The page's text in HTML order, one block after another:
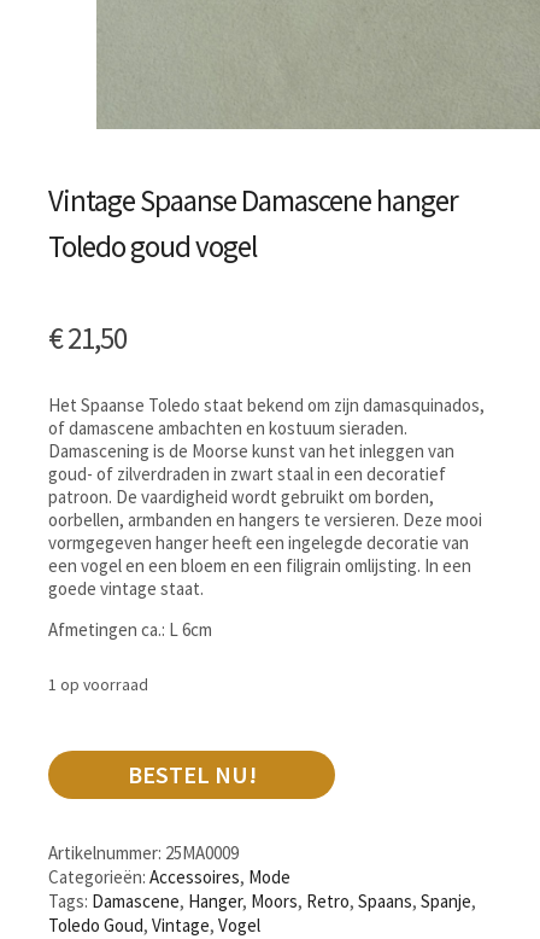
Vintage Spaanse Damascene hanger
Toledo goud vogel
€21,50
Het Spaanse Toledo staat bekend om zijn damasquinados,
of damascene ambachten en kostuum sieraden.
Damascening is de Moorse kunst van het inleggen van
goud- of zilverdraden in zwart staal in een decoratief
patroon. De vaardigheid wordt gebruikt om borden,
oorbellen, armbanden en hangers te versieren. Deze mooi
vormgegeven hanger heeft een ingelegde decoratie van
een vogel en een bloem en een filigrain omlijsting. In een
goede vintage staat.
Afmetingen ca.: L 6cm
1 op voorraad
BESTEL NU!
Artikelnummer: 25MA0009
Categorieën: Accessoires, Mode
Tags: Damascene, Hanger, Moors, Retro, Spaans, Spanje,
Toledo Goud, Vintage, Vogel